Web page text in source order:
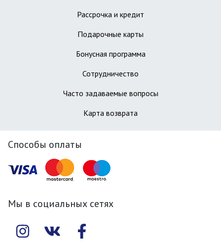
Рассрочка и кредит
Подарочные карты
Бонусная программа
Сотрудничество
Часто задаваемые вопросы
Карта возврата
Способы оплаты
Мы в социальных сетях